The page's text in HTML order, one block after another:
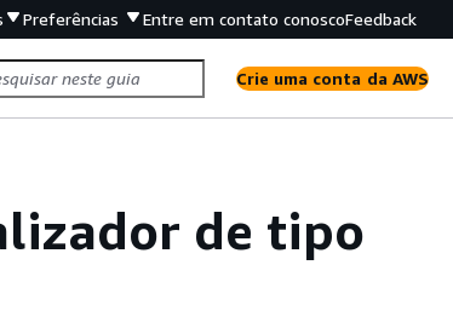
Preferências Entre em contato conoscoFeedback
Crie uma conta da AWS
de tipo